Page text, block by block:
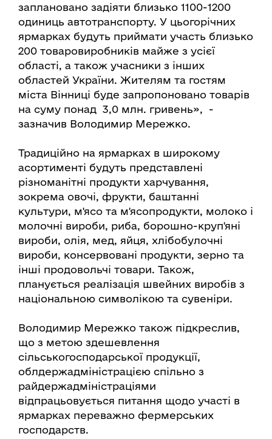
заплановано задіяти близько 1100-1200
одиниць автотранспорту. У цьогорічних
ярмарках будуть приймати участь близько
200 товаровиробників майже з усієї
області, а також учасники з інших
областей України. Жителям та гостям
міста Вінниці буде запропоновано товарів
на суму понад 3,0 млн. гривень», -
зазначив Володимир Мережко.
Традиційно на ярмарках в широкому
асортименті будуть представлені
різноманітні продукти харчування,
зокрема овочі, фрукти, баштанні
культури, м'ясо та м'ясопродукти, молоко і
молочні вироби, риба, борошно-круп'яні
вироби, олія, мед, яйця, хлібобулочні
вироби, консервовані продукти, зерно та
інші продовольчі товари. Також,
планується реалізація швейних виробів з
національною символікою та сувеніри.
Володимир Мережко також підкреслив,
що з метою здешевлення
сільськогосподарської продукції,
облдержадміністрацією спільно з
райдержадміністраціями
відпрацьовується питання щодо участі в
ярмарках переважно фермерських
господарств.